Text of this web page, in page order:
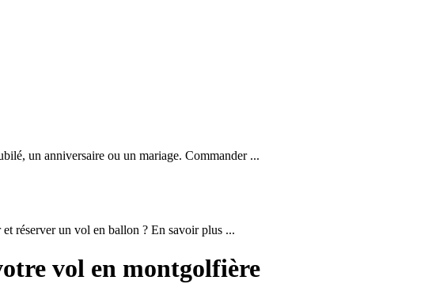
un anniversaire ou un mariage. Commander ...
réserver un vol en ballon ? En savoir plus ...
vol en montgolfière